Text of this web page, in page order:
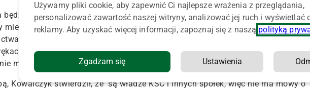
będzie elementem budowy polskiego rynku spożywczego – dodał Kowalczyk.
mieć narzędzia przeciwdziałania zmowom cenowym. Niestety takie się
dodał, że rząd chce też odbudowywać przemysł przetwórczy. "Z wyjątkiem
rolników albo w rękach polskich właścicieli. Dlatego na rynku mleczarskim
ma wykorzystywania rolników" – zastrzegł.
Kowalczyk stwierdził, że "są władze KSC i innych spółek, więc nie ma mowy o
Używamy pliki cookie, aby zapewnić Ci najlepsze wrażenia z przeglądania,
personalizować zawartość naszej witryny, analizować jej ruch i wyświetlać
reklamy. Aby uzyskać więcej informacji, zapoznaj się z naszą polityką
Zgadzam się Ustawienia